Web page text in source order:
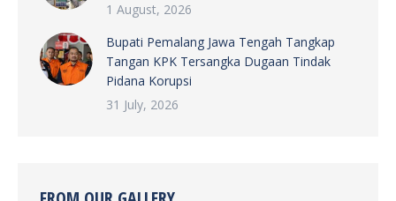
1 August, 2026
Bupati Pemalang Jawa Tengah Tangkap
Tangan KPK Tersangka Dugaan Tindak
Pidana Korupsi
31 July, 2026